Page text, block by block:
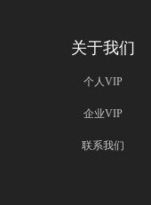
关于我们
个人VIP
企业VIP
联系我们